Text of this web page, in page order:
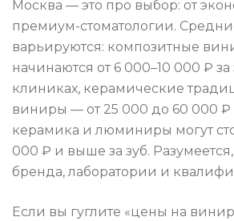
Москва — это про выбор: от
премиум-стоматологии.
варьируются: композитные
начинаются от 6 000–10 000 ₽ за
клиниках, керамические
виниры — от 25 000 до 60 000 ₽
керамика и люминиры могут
000 ₽ и выше за зуб.
бренда, лаборатории и
Если вы гуглите «цены на